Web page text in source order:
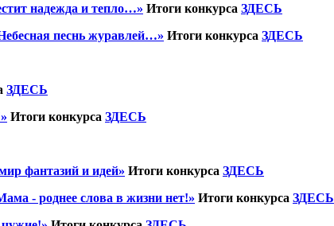
надежда и тепло…» Итоги конкурса ЗДЕСЬ
песнь журавлей…» Итоги конкурса ЗДЕСЬ
ЗДЕСЬ
Итоги конкурса ЗДЕСЬ
фантазий и идей» Итоги конкурса ЗДЕСЬ
- роднее слова в жизни нет!» Итоги конкурса ЗДЕСЬ